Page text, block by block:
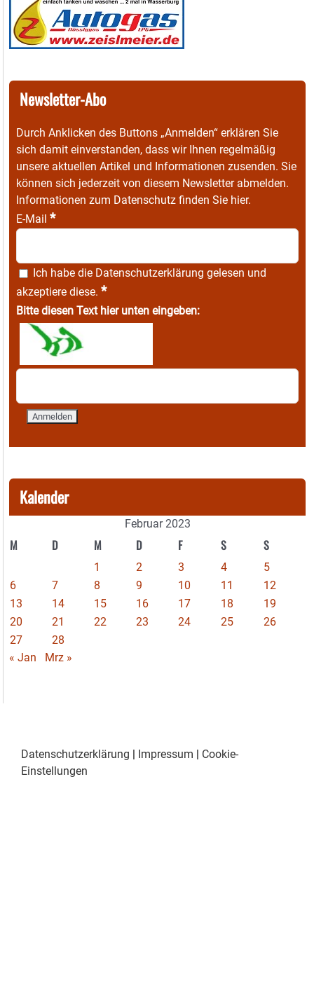
Newsletter-Abo
Durch Anklicken des Buttons „Anmelden“ erklären Sie
sich damit einverstanden, dass wir Ihnen regelmäßig
unsere aktuellen Artikel und Informationen zusenden. Sie
können sich jederzeit von diesem Newsletter abmelden.
Informationen zum Datenschutz finden Sie hier.
E-Mail *
Ich habe die Datenschutzerklärung gelesen und
akzeptiere diese. *
Bitte diesen Text hier unten eingeben:
Kalender
Februar 2023
M D M D F S S
1 2 3 4
5
6
7 8 9 10 11
12
13
14 15 16 17 18
19
20
21 22 23 24 25
26
27
28
« Jan
Mrz »
Datenschutzerklärung | Impressum | Cookie-
Einstellungen